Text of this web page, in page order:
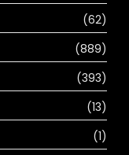
(62)
(889)
(393)
(13)
(1)